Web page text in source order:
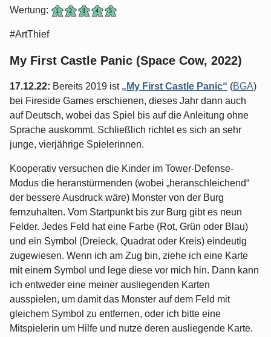
Wertung:
#ArtThief
My First Castle Panic (Space Cow, 2022)
17.12.22: Bereits 2019 ist „My First Castle Panic“ (BGA)
bei Fireside Games erschienen, dieses Jahr dann auch
auf Deutsch, wobei das Spiel bis auf die Anleitung ohne
Sprache auskommt. Schließlich richtet es sich an sehr
junge, vierjährige Spielerinnen.
Kooperativ versuchen die Kinder im Tower-Defense-
Modus die heranstürmenden (wobei „heranschleichend“
der bessere Ausdruck wäre) Monster von der Burg
fernzuhalten. Vom Startpunkt bis zur Burg gibt es neun
Felder. Jedes Feld hat eine Farbe (Rot, Grün oder Blau)
und ein Symbol (Dreieck, Quadrat oder Kreis) eindeutig
zugewiesen. Wenn ich am Zug bin, ziehe ich eine Karte
mit einem Symbol und lege diese vor mich hin. Dann kann
ich entweder eine meiner ausliegenden Karten
ausspielen, um damit das Monster auf dem Feld mit
gleichem Symbol zu entfernen, oder ich bitte eine
Mitspielerin um Hilfe und nutze deren ausliegende Karte.